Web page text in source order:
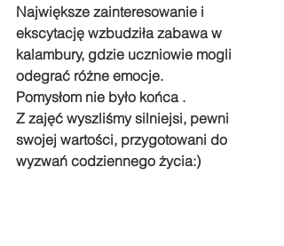
Największe zainteresowanie i
ekscytację wzbudziła zabawa w
kalambury, gdzie uczniowie mogli
odegrać różne emocje.
Pomysłom nie było końca .
Z zajęć wyszliśmy silniejsi, pewni
swojej wartości, przygotowani do
wyzwań codziennego życia:)